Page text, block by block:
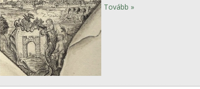
Tovább »